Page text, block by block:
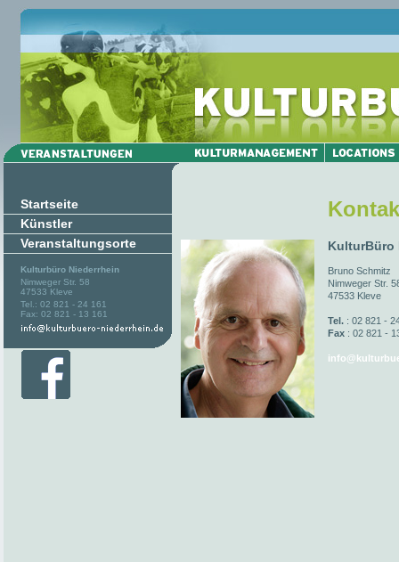
Startseite
Künstler
Veranstaltungsorte
Kulturbüro Niederrhein
Nimweger Str. 58
47533 Kleve
Tel.: 02 821 - 24 161
Fax: 02 821 - 13 161
KulturBüro
Bruno Schmitz
Nimweger Str.
47533 Kleve
Tel. : 02 821 -
Fax : 02 821 -